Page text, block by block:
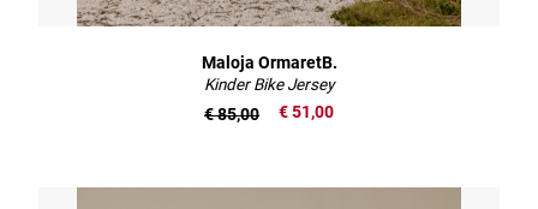
Maloja OrmaretB.
Kinder Bike Jersey
€ 51,00
€ 85,00